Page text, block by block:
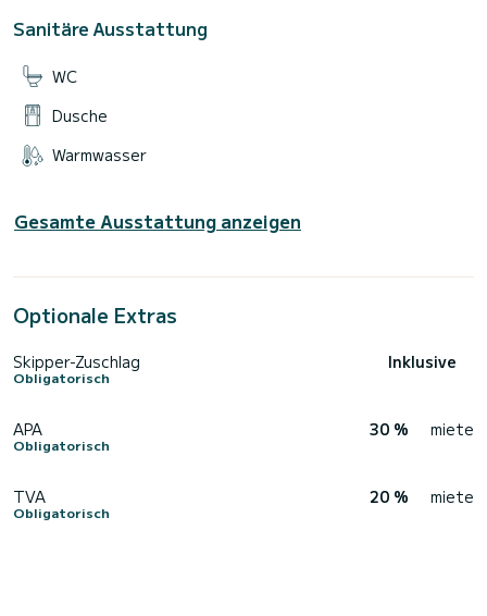
Sanitäre Ausstattung
WC
Dusche
Warmwasser
Gesamte Ausstattung anzeigen
Optionale Extras
Skipper-Zuschlag
Obligatorisch
Inklusive
APA
Obligatorisch
30 % miete
TVA
Obligatorisch
20 % miete